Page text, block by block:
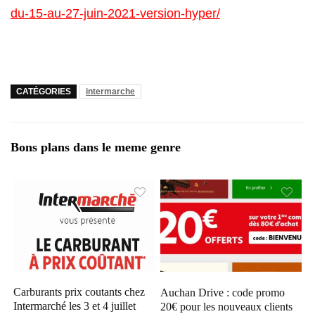
du-15-au-27-juin-2021-version-hyper/
CATÉGORIES intermarche
Bons plans dans le meme genre
Carburants prix coutants chez
Intermarché les 3 et 4 juillet
Auchan Drive : code promo
20€ pour les nouveaux clients